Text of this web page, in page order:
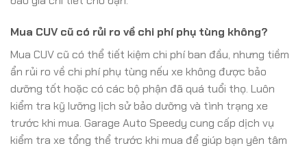
Mua CUV cũ có rủi ro về chi phí phụ tùng không?
Mua CUV cũ có thể tiết kiệm chi phí ban đầu, nhưng tiềm
ẩn rủi ro về chi phí phụ tùng nếu xe không được bảo
dưỡng tốt hoặc có các bộ phận đã quá tuổi thọ. Luôn
kiểm tra kỹ lưỡng lịch sử bảo dưỡng và tình trạng xe
trước khi mua. Garage Auto Speedy cung cấp dịch vụ
kiểm tra xe tổng thể trước khi mua để giúp bạn yên tâm